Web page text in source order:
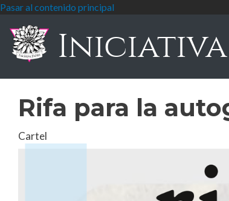
Pasar al contenido principal
Rifa para la
Cartel